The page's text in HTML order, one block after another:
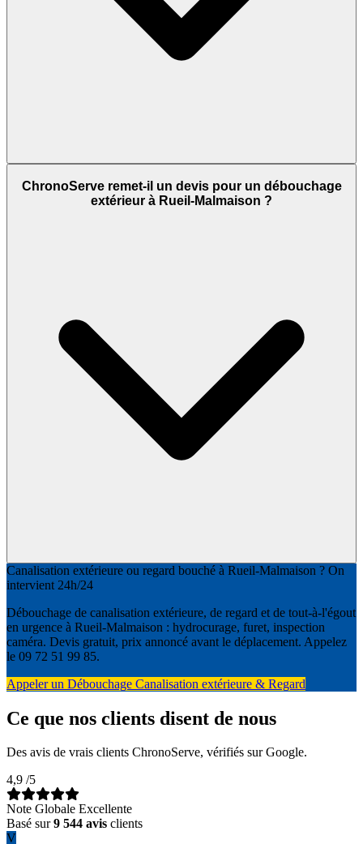
ChronoServe remet-il un devis pour un débouchage
extérieur à Rueil-Malmaison ?
Canalisation extérieure ou regard bouché à Rueil-Malmaison ? On
intervient 24h/24
Débouchage de canalisation extérieure, de regard et de tout-à-l'égout
en urgence à Rueil-Malmaison : hydrocurage, furet, inspection
caméra. Devis gratuit, prix annoncé avant le déplacement. Appelez
le 09 72 51 99 85.
Appeler un Débouchage Canalisation extérieure & Regard
Ce que nos clients disent de nous
Des avis de vrais clients ChronoServe, vérifiés sur Google.
4,9 /5
Note Globale Excellente
Basé sur9 544 avis clients
V